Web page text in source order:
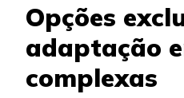
Opções
adaptação
complexas